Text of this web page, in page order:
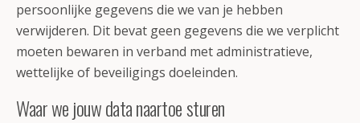
persoonlijke gegevens die we van je hebben
verwijderen. Dit bevat geen gegevens die we verplicht
moeten bewaren in verband met administratieve,
wettelijke of beveiligings doeleinden.
Waar we jouw data naartoe sturen